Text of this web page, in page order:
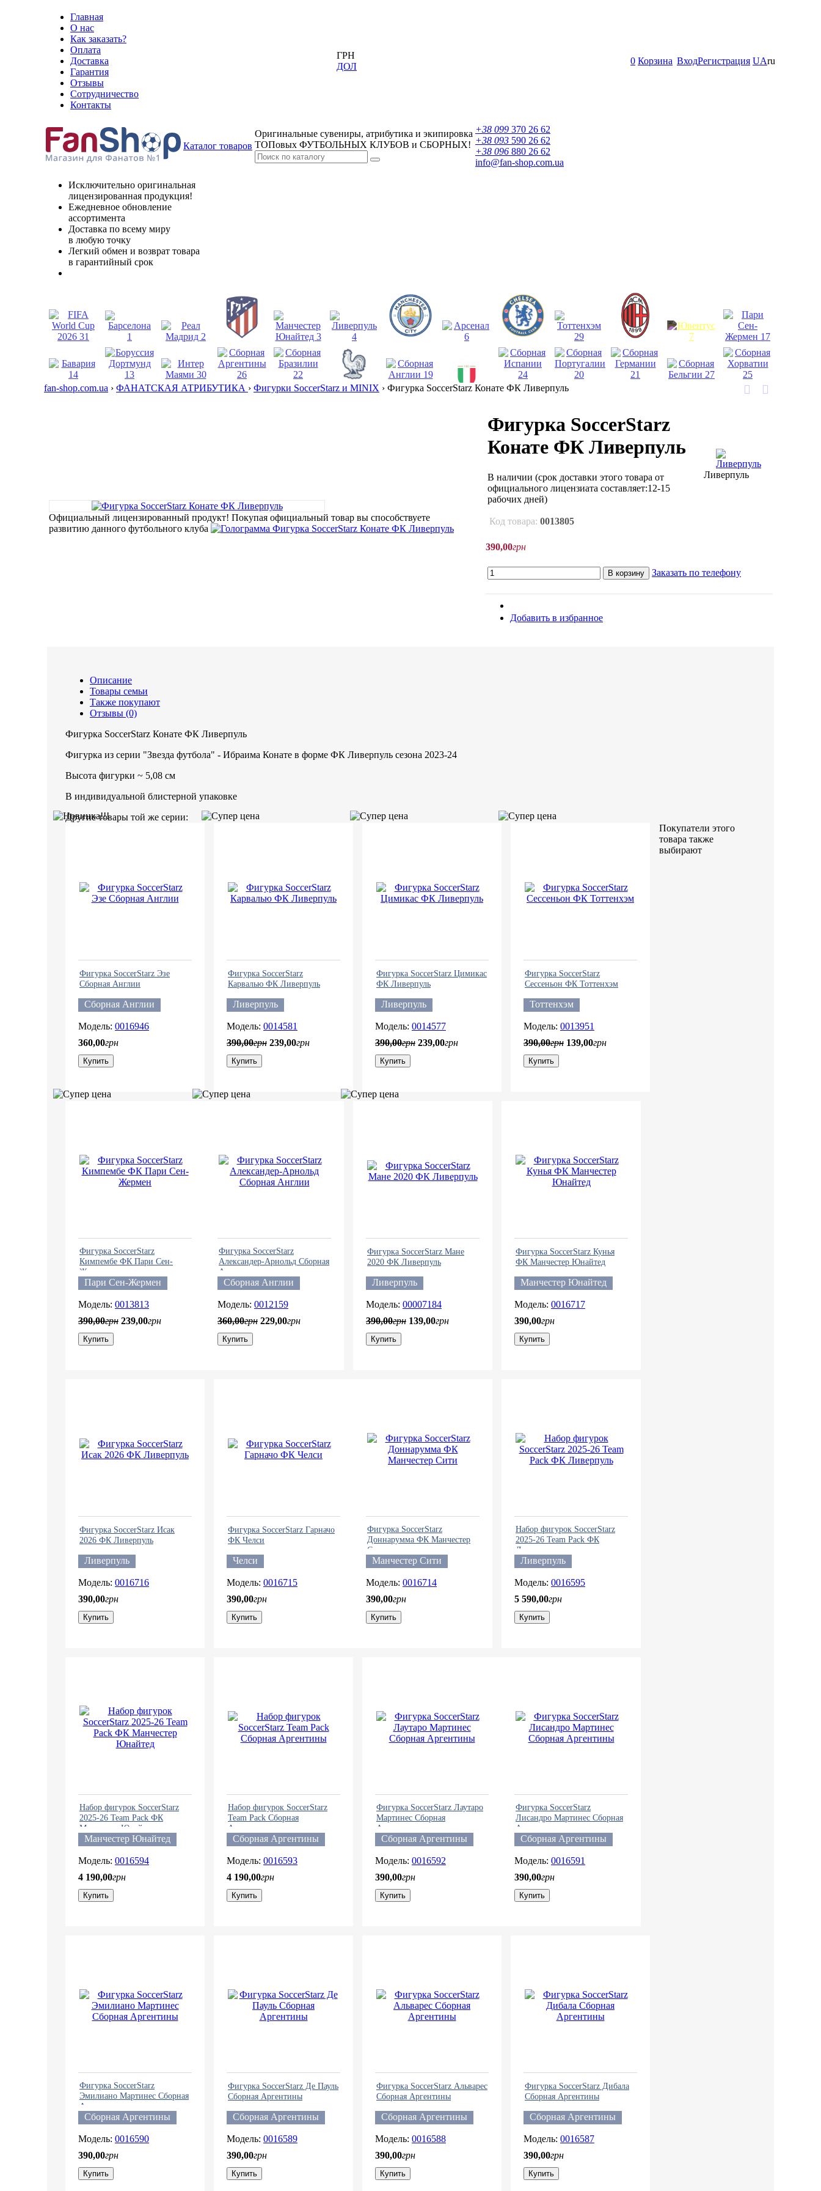
Главная
О нас
Как заказать?
Оплата
Доставка
Гарантия
Отзывы
Сотрудничество
Контакты
ГРН
ДОЛ
0 Корзина ВходРегистрация UAru
Каталог товаров
Оригинальные сувениры, атрибутика и экипировка
ТОПовых ФУТБОЛЬНЫХ КЛУБОВ и СБОРНЫХ!
+38 099 370 26 62
+38 093 590 26 62
+38 096 880 26 62
info@fan-shop.com.ua
Исключительно оригинальная
лицензированная продукция!
Ежедневное обновление
ассортимента
Доставка по всему миру
в любую точку
Легкий обмен и возврат товара
в гарантийный срок
fan-shop.com.ua › ФАНАТСКАЯ АТРИБУТИКА › Фигурки SoccerStarz и MINIX › Фигурка SoccerStarz Конате ФК Ливерпуль
Официальный лицензированный продукт! Покупая официальный товар вы способствуете
развитию данного футбольного клуба
Фигурка SoccerStarz
Конате ФК Ливерпуль
В наличии (срок доставки этого товара от
официального лицензиата составляет:12-15
рабочих дней)
Код товара: 0013805
Ливерпуль
390,00грн
В корзину Заказать по телефону
Добавить в избранное
Описание
Товары семьи
Также покупают
Отзывы (0)
Фигурка SoccerStarz Конате ФК Ливерпуль
Фигурка из серии "Звезда футбола" - Ибраима Конате в форме ФК Ливерпуль сезона 2023-24
Высота фигурки ~ 5,08 см
В индивидуальной блистерной упаковке
Другие товары той же серии:
Фигурка SoccerStarz Эзе
Сборная Англии
Сборная Англии
0016946
360,00грн
Купить
Фигурка SoccerStarz
Карвалью ФК Ливерпуль
Ливерпуль
0014581
390,00грн 239,00грн
Купить
Фигурка SoccerStarz Цимикас
ФК Ливерпуль
Ливерпуль
0014577
390,00грн 239,00грн
Купить
Фигурка SoccerStarz
Сессеньон ФК Тоттенхэм
Тоттенхэм
0013951
390,00грн 139,00грн
Купить
Фигурка SoccerStarz
Кимпембе ФК Пари Сен-
Жермен
Пари Сен-Жермен
0013813
390,00грн 239,00грн
Купить
Фигурка SoccerStarz
Александер-Арнольд Сборная
Англии
Сборная Англии
0012159
360,00грн 229,00грн
Купить
Фигурка SoccerStarz Мане
2020 ФК Ливерпуль
Ливерпуль
00007184
390,00грн 139,00грн
Купить
Фигурка SoccerStarz Кунья
ФК Манчестер Юнайтед
Манчестер Юнайтед
0016717
390,00грн
Купить
Фигурка SoccerStarz Исак
2026 ФК Ливерпуль
Ливерпуль
0016716
390,00грн
Купить
Фигурка SoccerStarz Гарначо
ФК Челси
Челси
0016715
390,00грн
Купить
Фигурка SoccerStarz
Доннарумма ФК Манчестер
Сити
Манчестер Сити
0016714
390,00грн
Купить
Набор фигурок SoccerStarz
2025-26 Team Pack ФК
Ливерпуль
Ливерпуль
0016595
5 590,00грн
Купить
Набор фигурок SoccerStarz
2025-26 Team Pack ФК
Манчестер Юнайтед
Манчестер Юнайтед
0016594
4 190,00грн
Купить
Набор фигурок SoccerStarz
Team Pack Сборная
Аргентины
Сборная Аргентины
0016593
4 190,00грн
Купить
Фигурка SoccerStarz Лаутаро
Мартинес Сборная
Аргентины
Сборная Аргентины
0016592
390,00грн
Купить
Фигурка SoccerStarz
Лисандро Мартинес Сборная
Аргентины
Сборная Аргентины
0016591
390,00грн
Купить
Фигурка SoccerStarz
Эмилиано Мартинес Сборная
Аргентины
Сборная Аргентины
0016590
390,00грн
Купить
Фигурка SoccerStarz Де Пауль
Сборная Аргентины
Сборная Аргентины
0016589
390,00грн
Купить
Фигурка SoccerStarz Альварес
Сборная Аргентины
Сборная Аргентины
0016588
390,00грн
Купить
Фигурка SoccerStarz Дибала
Сборная Аргентины
Сборная Аргентины
0016587
390,00грн
Купить
Покупатели этого
товара также
выбирают